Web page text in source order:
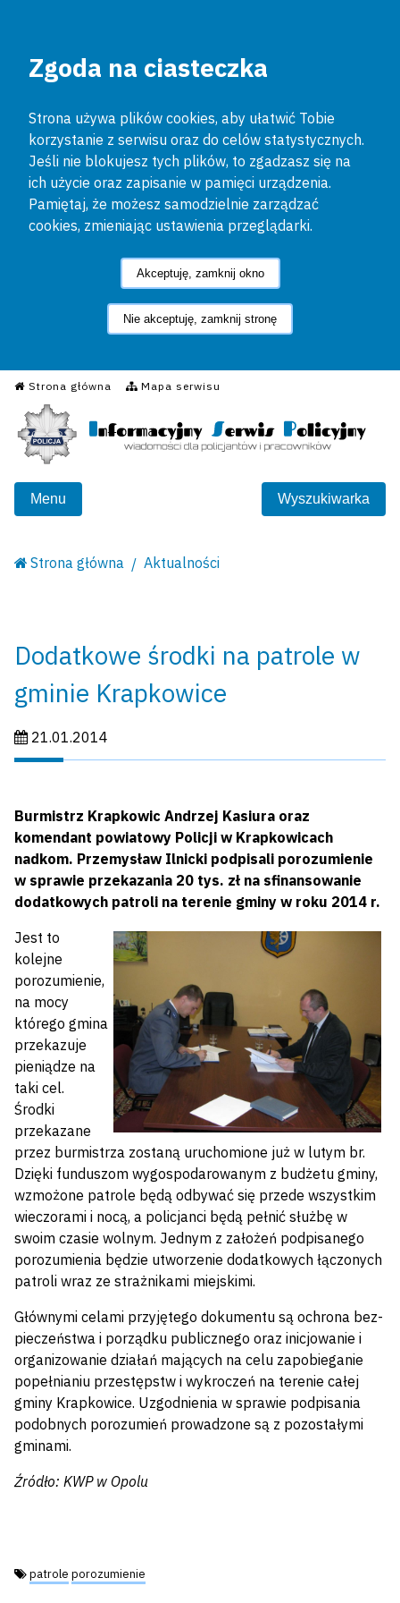
Zgoda na ciasteczka
Strona używa plików cookies, aby ułatwić Tobie
korzystanie z serwisu oraz do celów statystycznych.
Jeśli nie blokujesz tych plików, to zgadzasz się na
ich użycie oraz zapisanie w pamięci urządzenia.
Pamiętaj, że możesz samodzielnie zarządzać
cookies, zmieniając ustawienia przeglądarki.
Akceptuję, zamknij okno
Nie akceptuję, zamknij stronę
Strona główna Mapa serwisu
Informacyjny Serwis
Menu Wyszukiwarka
Strona główna Aktualności
Dodatkowe środki na patrole w
gminie Krapkowice
Data publikacji:
21.01.2014
Burmistrz Krapkowic Andrzej Kasiura oraz
komendant powiatowy Policji w Krapkowicach
nadkom. Przemysław Ilnicki podpisali porozumienie
w sprawie przekazania 20 tys. zł na sfinansowanie
dodatkowych patroli na terenie gminy w roku 2014 r.
Jest to
kolejne
porozumienie,
na mocy
którego gmina
przekazuje
pieniądze na
taki cel.
Środki
przekazane
przez burmistrza zostaną uruchomione już w lutym br.
Dzięki funduszom wygospodarowanym z budżetu gminy,
wzmożone patrole będą odbywać się przede wszystkim
wieczorami i nocą, a policjanci będą pełnić służbę w
swoim czasie wolnym. Jednym z założeń podpisanego
porozumienia będzie utworzenie dodatkowych łączonych
patroli wraz ze strażnikami miejskimi.
Głów­nymi celami przyjętego dokumentu są ochrona bez­
pieczeń­stwa i porządku publicz­nego oraz inicjowanie i
organizowanie działań mających na celu zapobieganie
popeł­nianiu prze­stępstw i wykroczeń na terenie całej
gminy Krapkowice. Uzgodnienia w sprawie podpisania
podobnych porozumień prowadzone są z pozostałymi
gminami.
Źródło: KWP w Opolu
Tagi:
patrole porozumienie